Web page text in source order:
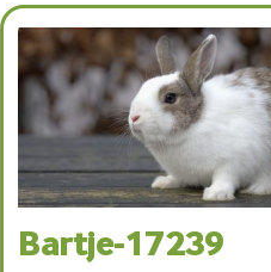
Bartje-17239